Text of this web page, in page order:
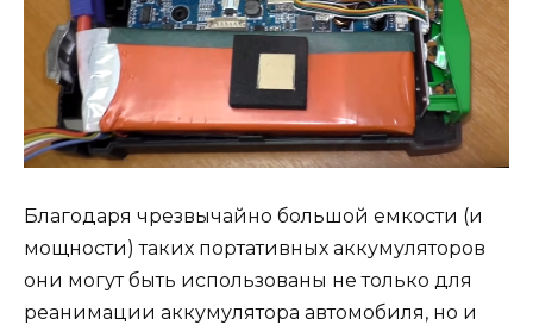
Благодаря чрезвычайно большой емкости (и
мощности) таких портативных аккумуляторов
они могут быть использованы не только для
реанимации аккумулятора автомобиля, но и